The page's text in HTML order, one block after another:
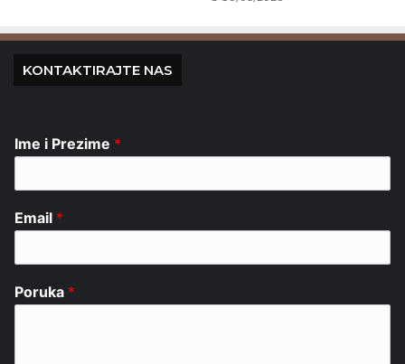
KONTAKTIRAJTE NAS
Ime i Prezime *
Email *
Poruka *